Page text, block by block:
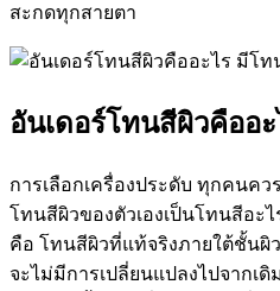
สะกดทุกสายตา
อันเดอร์โทนสีผิวคืออ
การเลือกเครื่องประดับ ทุกคนค
โทนสีผิวของตัวเองเป็นโทนสีอะไ
คือ โทนสีผิวที่แท้จริงภายใต้ชั้นผิ
จะไม่มีการเปลี่ยนแปลงไปจากเดิ